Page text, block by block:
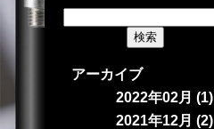
アーカイブ
2022年02月 (1)
2021年12月 (2)